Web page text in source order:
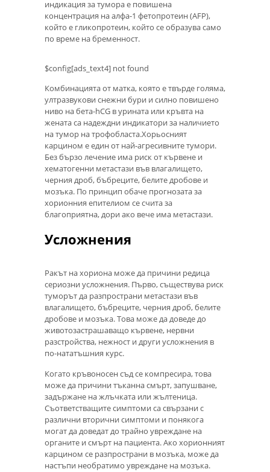
индикация за тумора е повишена
концентрация на алфа-1 фетопротеин (AFP),
който е гликопротеин, който се образува само
по време на бременност.
$config[ads_text4] not found
Комбинацията от матка, която е твърде голяма,
ултразвукови снежни бури и силно повишено
ниво на бета-hCG в урината или кръвта на
жената са надеждни индикатори за наличието
на тумор на трофобласта.Хорьосният
карцином е един от най-агресивните тумори.
Без бързо лечение има риск от кървене и
хематогенни метастази във влагалището,
черния дроб, бъбреците, белите дробове и
мозъка. По принцип обаче прогнозата за
хорионния епителиом се счита за
благоприятна, дори ако вече има метастази.
Усложнения
Ракът на хориона може да причини редица
сериозни усложнения. Първо, съществува риск
туморът да разпространи метастази във
влагалището, бъбреците, черния дроб, белите
дробове и мозъка. Това може да доведе до
животозастрашаващо кървене, нервни
разстройства, нежност и други усложнения в
по-нататъшния курс.
Когато кръвоносен съд се компресира, това
може да причини тъканна смърт, запушване,
задържане на жлъчката или жълтеница.
Съответстващите симптоми са свързани с
различни вторични симптоми и понякога
могат да доведат до трайно увреждане на
органите и смърт на пациента. Ако хорионният
карцином се разпространи в мозъка, може да
настъпи необратимо увреждане на мозъка.